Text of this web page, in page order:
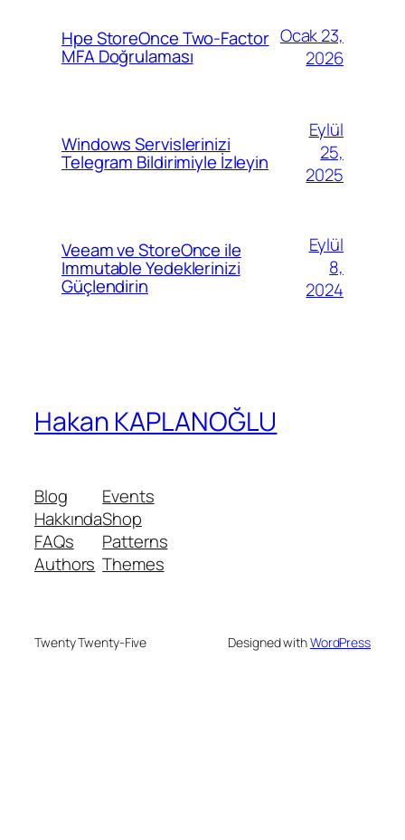
Hpe StoreOnce Two-Factor
MFA Doğrulaması
Ocak 23,
2026
Windows Servislerinizi
Telegram Bildirimiyle İzleyin
Eylül
25,
2025
Veeam ve StoreOnce ile
Immutable Yedeklerinizi
Güçlendirin
Eylül
8,
2024
Hakan KAPLANOĞLU
Blog
Hakkında
FAQs
Authors
Events
Shop
Patterns
Themes
Twenty Twenty-Five Designed withWordPress